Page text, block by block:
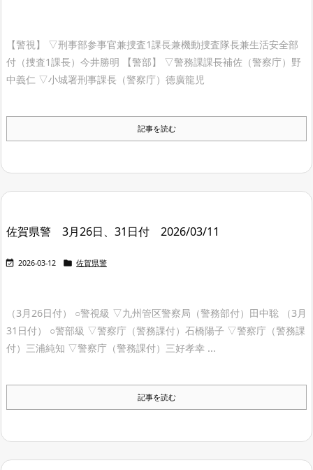
【警視】 ▽刑事部参事官兼捜査1課長兼機動捜査隊長兼生活安全部
付（捜査1課長）今井勝明 【警部】 ▽警務課課長補佐（警察庁）野
中義仁 ▽小城署刑事課長（警察庁）德廣龍児
記事を読む
佐賀県警 3月26日、31日付 2026/03/11
 2026-03-12  佐賀県警
（3月26日付） ○警視級 ▽九州管区警察局（警務部付）田中聡 （3月
31日付） ○警部級 ▽警察庁（警務課付）石橋陽子 ▽警察庁（警務課
付）三浦純知 ▽警察庁（警務課付）三好孝幸 ...
記事を読む